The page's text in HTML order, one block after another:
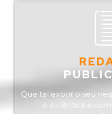
Que tal expor o seu
e autêntica e